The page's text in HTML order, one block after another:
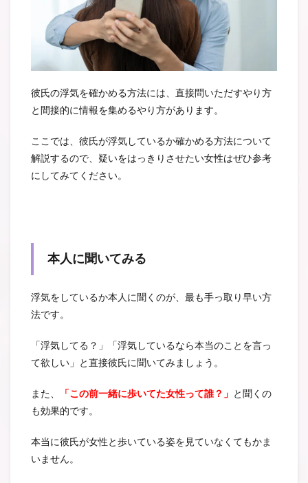
彼氏の浮気を確かめる方法には、直接問いただすやり方
と間接的に情報を集めるやり方があります。
ここでは、彼氏が浮気しているか確かめる方法について
解説するので、疑いをはっきりさせたい女性はぜひ参考
にしてみてください。
本人に聞いてみる
浮気をしているか本人に聞くのが、最も手っ取り早い方
法です。
「浮気してる？」「浮気しているなら本当のことを言っ
て欲しい」と直接彼氏に聞いてみましょう。
また、 「この前一緒に歩いてた女性って誰？」 と聞くの
も効果的です。
本当に彼氏が女性と歩いている姿を見ていなくてもかま
いません。